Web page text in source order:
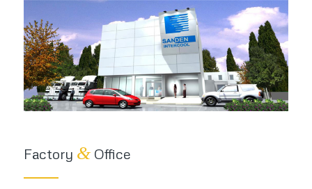
Factory &Office